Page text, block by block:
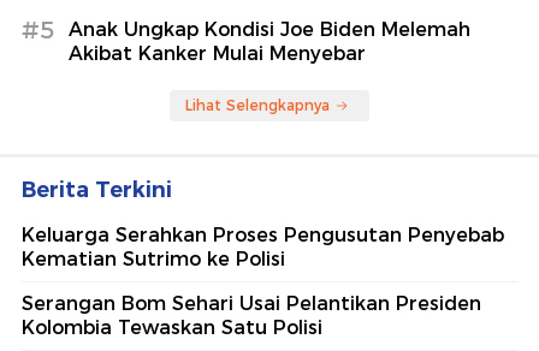
#5
Anak Ungkap Kondisi Joe Biden Melemah
Akibat Kanker Mulai Menyebar
Lihat Selengkapnya
Berita Terkini
Keluarga Serahkan Proses Pengusutan Penyebab
Kematian Sutrimo ke Polisi
Serangan Bom Sehari Usai Pelantikan Presiden
Kolombia Tewaskan Satu Polisi